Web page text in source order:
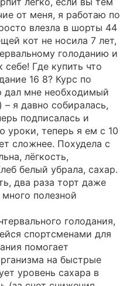
от меня, я работаю по
влезла в шорты 44
кот не носила 7 лет,
голоданию и
Где купить что
16 8? Курс по
дал мне необходимый
я давно собиралась,
подписалась и
уроки, теперь я ем с 10
сложнее. Похудела с
лёгкость,
белый убрала, сахар.
два раза торт даже
полезной
голодания,
спортсменами для
помогает
на быстрые
уровень сахара в